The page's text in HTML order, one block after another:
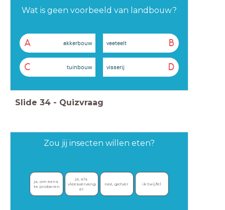
Wat is geen voorbeeld van landbouw?
A akkerbouw B
veeteelt
C tuinbouw D
visserij
Slide 34 - Quizvraag
Zou jij insecten willen eten?
ja, om eens
te proberen
ja, als
vleesvervang
er
nee, getver ik twijfel